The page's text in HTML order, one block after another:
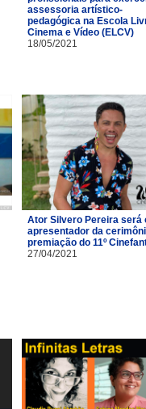
assessoria artístico-
pedagógica na Escola
Cinema e Vídeo (ELCV)
18/05/2021
Ator Silvero Pereira será
apresentador da
premiação do 11º
27/04/2021